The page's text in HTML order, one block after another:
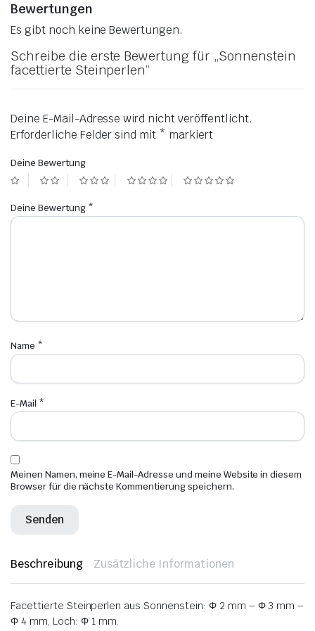
Bewertungen
Es gibt noch keine Bewertungen.
Schreibe die erste Bewertung für „Sonnenstein
facettierte Steinperlen“
Deine E-Mail-Adresse wird nicht veröffentlicht.
Erforderliche Felder sind mit * markiert
Deine Bewertung
Deine Bewertung *
Name *
E-Mail *
Meinen Namen, meine E-Mail-Adresse und meine Website in diesem
Browser für die nächste Kommentierung speichern.
Beschreibung Zusätzliche Informationen
Facettierte Steinperlen aus Sonnenstein: Φ 2 mm – Φ 3 mm –
Φ 4 mm, Loch: Φ 1 mm.